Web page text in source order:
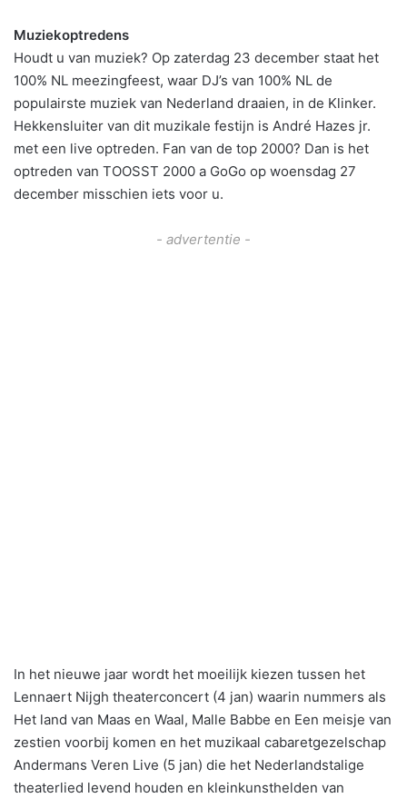
Muziekoptredens
Houdt u van muziek? Op zaterdag 23 december staat het
100% NL meezingfeest, waar DJ’s van 100% NL de
populairste muziek van Nederland draaien, in de Klinker.
Hekkensluiter van dit muzikale festijn is André Hazes jr.
met een live optreden. Fan van de top 2000? Dan is het
optreden van TOOSST 2000 a GoGo op woensdag 27
december misschien iets voor u.
- advertentie -
In het nieuwe jaar wordt het moeilijk kiezen tussen het
Lennaert Nijgh theaterconcert (4 jan) waarin nummers als
Het land van Maas en Waal, Malle Babbe en Een meisje van
zestien voorbij komen en het muzikaal cabaretgezelschap
Andermans Veren Live (5 jan) die het Nederlandstalige
theaterlied levend houden en kleinkunsthelden van